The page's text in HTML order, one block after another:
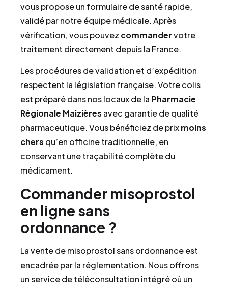
vous propose un formulaire de santé rapide,
validé par notre équipe médicale. Après
vérification, vous pouvez commandervotre
traitement directement depuis la France.
Les procédures de validation et d’expédition
respectent la législation française. Votre colis
est préparé dans nos locaux de la Pharmacie
Régionale Maizières avec garantie de qualité
pharmaceutique. Vous bénéficiez de prixmoins
chers qu’en officine traditionnelle, en
conservant une traçabilité complète du
médicament.
Commander misoprostol
en ligne sans
ordonnance ?
La vente de misoprostol sans ordonnance est
encadrée par la réglementation. Nous offrons
un service de téléconsultation intégré où un